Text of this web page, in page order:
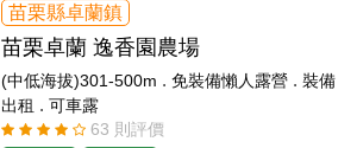
苗栗縣卓蘭鎮
苗栗卓蘭 逸香園農場
(中低海拔)301-500m .免裝備懶人露營 .裝備
出租 .可車露
63 則評價